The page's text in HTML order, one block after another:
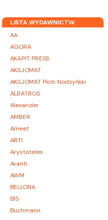
LISTA WYDAWNICTW
AA
AGORA
AKAPIT PRESS
AKSJOMAT
AKSJOMAT Piotr Nodzyński
ALBATROS
Alexander
AMBER
Ameet
ARTI
Arystoteles
Avanti
AWM
BELLONA
BIS
Buchmann